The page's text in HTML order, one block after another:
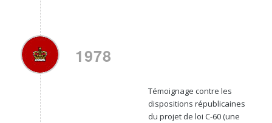
1978
Témoignage contre les
dispositions républicaines
du projet de loi C-60 (une